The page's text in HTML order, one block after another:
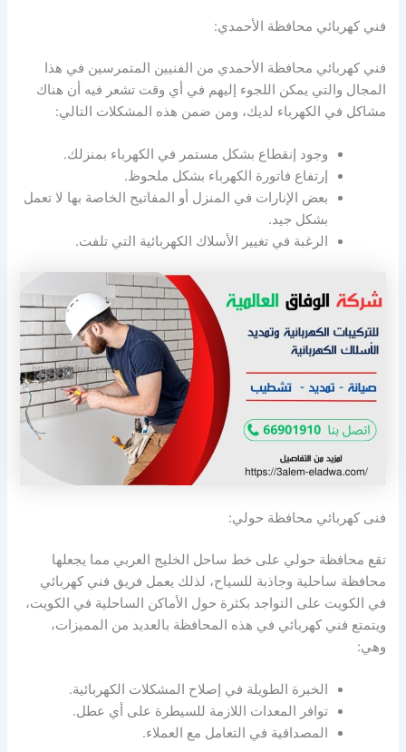
فني كهربائي محافظة الأحمدي:
فني كهربائي محافظة الأحمدي من الفنيين المتمرسين في هذا
المجال والتي يمكن اللجوء إليهم في أي وقت تشعر فيه أن هناك
مشاكل في الكهرباء لديك، ومن ضمن هذه المشكلات التالي:
وجود إنقطاع بشكل مستمر في الكهرباء بمنزلك.
إرتفاع فاتورة الكهرباء بشكل ملحوظ.
بعض الإنارات في المنزل أو المفاتيح الخاصة بها لا تعمل
بشكل جيد.
الرغبة في تغيير الأسلاك الكهربائية التي تلفت.
فنى كهربائي محافظة حولي:
تقع محافظة حولي على خط ساحل الخليج العربي مما يجعلها
محافظة ساحلية وجاذبة للسياح، لذلك يعمل فريق فني كهربائي
في الكويت على التواجد بكثرة حول الأماكن الساحلية في الكويت،
ويتمتع فني كهربائي في هذه المحافظة بالعديد من المميزات،
وهي:
الخبرة الطويلة في إصلاح المشكلات الكهربائية.
توافر المعدات اللازمة للسيطرة على أي عطل.
المصداقية في التعامل مع العملاء.